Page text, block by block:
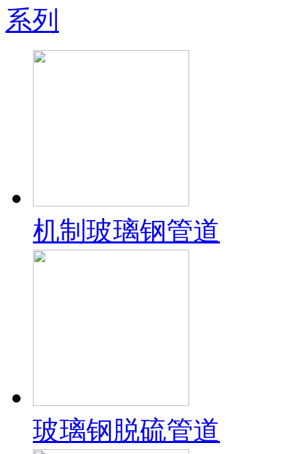
系列
机制玻璃钢管道
玻璃钢脱硫管道